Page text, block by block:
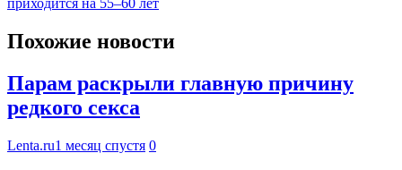
Похожие новости
Парам раскрыли главную причину
редкого секса
Lenta.ru1 месяц спустя 0